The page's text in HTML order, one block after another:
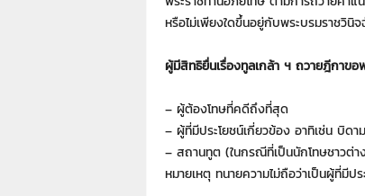
หรือไม่เพียงใดขึ้นอยู่กับพระบรมราชวินิ
ผู้มีสิทธิยื่นเรื่องทูลเกล้า ฯ ถวายฎีกาขอ
– ผู้ต้องโทษที่คดีถึงที่สุด
– ผู้ที่มีประโยชน์เกี่ยวข้อง อาทิเช่น บิด
– สถานทูต (ในกรณีที่เป็นนักโทษชาวต่า
หมายเหตุ ทนายความไม่ถือว่าเป็นผู้ที่มีปร